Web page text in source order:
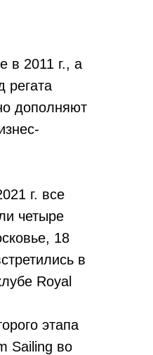
в 2011 г., а
регата
дополняют
г. все
четыре
18
в
Royal
этапа
Sailing во